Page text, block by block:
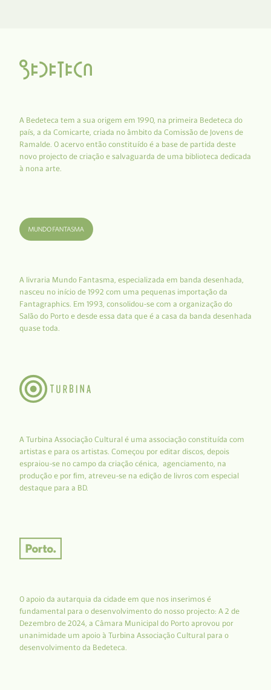
A Bedeteca tem a sua origem em 1990, na primeira Bedeteca do
país, a da Comicarte, criada no âmbito da Comissão de Jovens de
Ramalde. O acervo então constituído é a base de partida deste
novo projecto de criação e salvaguarda de uma biblioteca dedicada
à nona arte.
A livraria Mundo Fantasma, especializada em banda desenhada,
nasceu no início de 1992 com uma pequenas importação da
Fantagraphics. Em 1993, consolidou-se com a organização do
Salão do Porto e desde essa data que é a casa da banda desenhada
quase toda.
A Turbina Associação Cultural é uma associação constituída com
artistas e para os artistas. Começou por editar discos, depois
espraiou-se no campo da criação cénica, agenciamento, na
produção e por fim, atreveu-se na edição de livros com especial
destaque para a BD.
O apoio da autarquia da cidade em que nos inserimos é
fundamental para o desenvolvimento do nosso projecto: A 2 de
Dezembro de 2024, a Câmara Municipal do Porto aprovou por
unanimidade um apoio à Turbina Associação Cultural para o
desenvolvimento da Bedeteca.